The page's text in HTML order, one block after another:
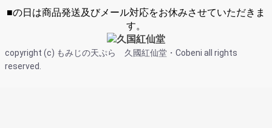
■の日は商品発送及びメール対応をお休みさせていただきま
す。
copyright (c) もみじの天ぷら 久國紅仙堂・Cobeni all rights
reserved.